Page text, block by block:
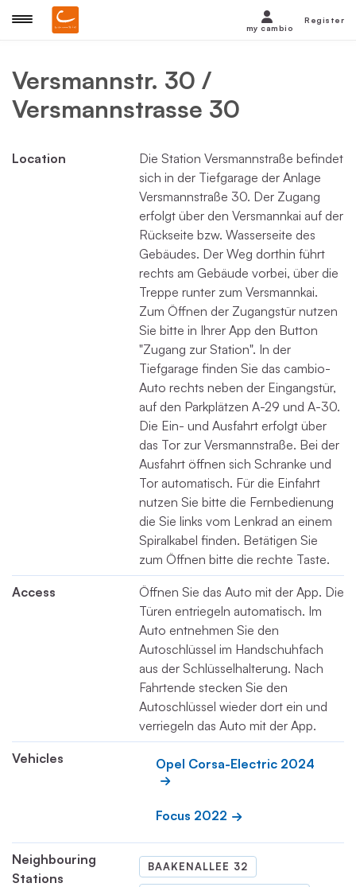
Versmannstr. 30 /
Versmannstrasse 30
Location
Die Station Versmannstraße befindet
sich in der Tiefgarage der Anlage
Versmannstraße 30. Der Zugang
erfolgt über den Versmannkai auf der
Rückseite bzw. Wasserseite des
Gebäudes. Der Weg dorthin führt
rechts am Gebäude vorbei, über die
Treppe runter zum Versmannkai.
Zum Öffnen der Zugangstür nutzen
Sie bitte in Ihrer App den Button
"Zugang zur Station". In der
Tiefgarage finden Sie das cambio-
Auto rechts neben der Eingangstür,
auf den Parkplätzen A-29 und A-30.
Die Ein- und Ausfahrt erfolgt über
das Tor zur Versmannstraße. Bei der
Ausfahrt öffnen sich Schranke und
Tor automatisch. Für die Einfahrt
nutzen Sie bitte die Fernbedienung
die Sie links vom Lenkrad an einem
Spiralkabel finden. Betätigen Sie
zum Öffnen bitte die rechte Taste.
Access
Öffnen Sie das Auto mit der App. Die
Türen entriegeln automatisch. Im
Auto entnehmen Sie den
Autoschlüssel im Handschuhfach
aus der Schlüsselhalterung. Nach
Fahrtende stecken Sie den
Autoschlüssel wieder dort ein und
verriegeln das Auto mit der App.
Vehicles Opel Corsa-Electric 2024
Focus 2022
Neighbouring
Stations
BAAKENALLEE 32
my cambio
Register